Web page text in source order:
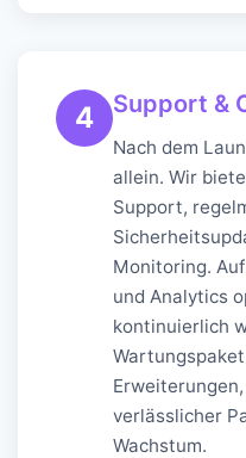
4 Support &
Nach dem
allein. Wir
Support,
Monitoring.
und Analytics
kontinuierlich
verlässlicher
Wachstum.